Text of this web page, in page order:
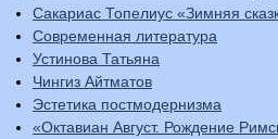
Сакариас Топелиус «Зимняя
Современная литература
Устинова Татьяна
Чингиз Айтматов
Эстетика постмодернизма
«Октавиан Август. Рождение